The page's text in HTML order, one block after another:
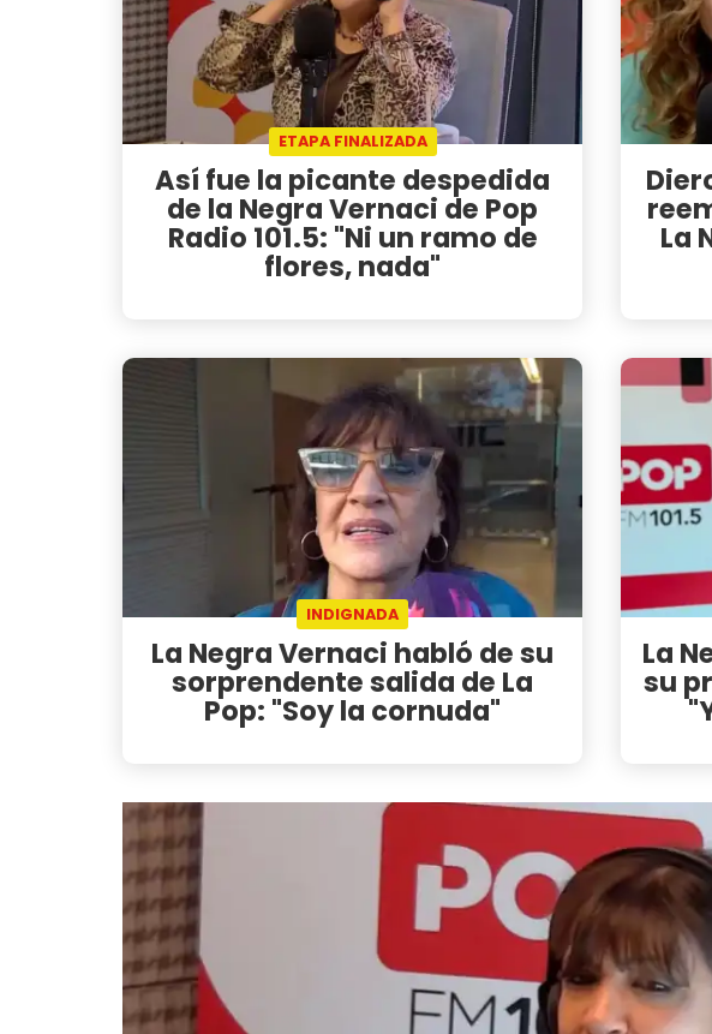
ETAPA FINALIZADA
Así fue la picante despedida
de la Negra Vernaci de Pop
Radio 101.5: "Ni un ramo de
flores, nada"
La
INDIGNADA
La Negra Vernaci habló de su
sorprendente salida de La
Pop: "Soy la cornuda"
La
su